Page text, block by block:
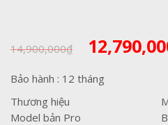
14,900,000₫ Giá
gốc
là:
Bảo hành : 12 tháng
Thương hiệu
Model bản Pro